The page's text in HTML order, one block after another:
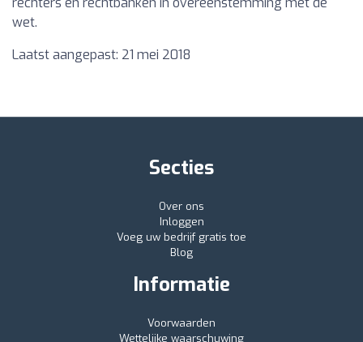
wet.
Laatst aangepast: 21 mei 2018
Secties
Over ons
Inloggen
Voeg uw bedrijf gratis toe
Blog
Informatie
Voorwaarden
Wettelijke waarschuwing